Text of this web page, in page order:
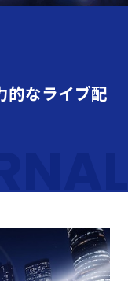
的なライブ配